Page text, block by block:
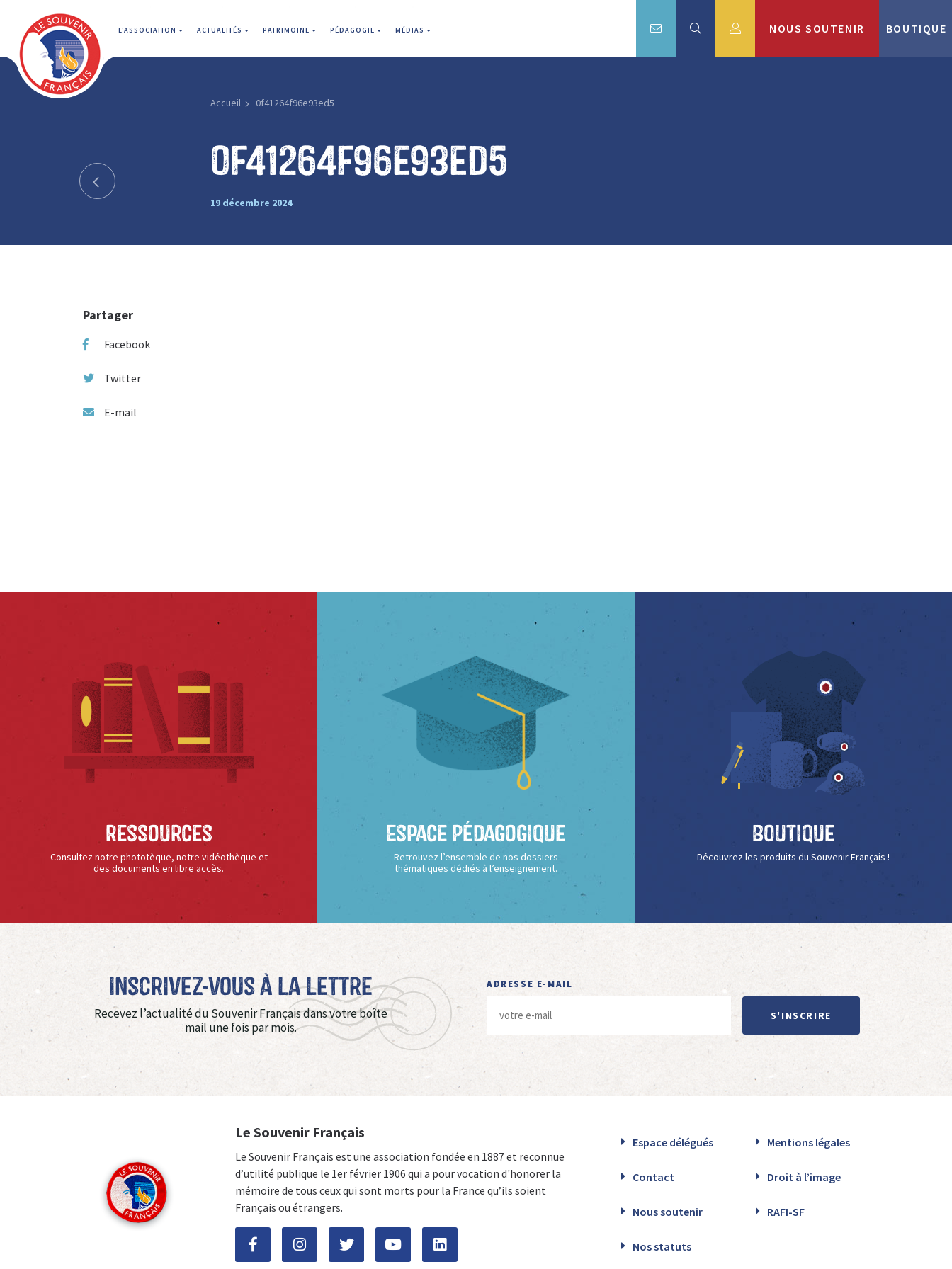
L'ASSOCIATION ACTUALITÉS PATRIMOINE PÉDAGOGIE MÉDIAS NOUS SOUTENIR BOUTIQUE
Accueil 0f41264f96e93ed5
0f41264f96e93ed5
19 décembre 2024
Partager
Facebook
Twitter
E-mail
Ressources
Consultez notre phototèque, notre vidéothèque et
des documents en libre accès.
Espace Pédagogique
Retrouvez l’ensemble de nos dossiers
thématiques dédiés à l’enseignement.
Boutique
Découvrez les produits du Souvenir Français !
Inscrivez-vous à La Lettre
Recevez l’actualité du Souvenir Français dans votre boîte
mail une fois par mois.
ADRESSE E-MAIL
S'INSCRIRE
Le Souvenir Français
Le Souvenir Français est une association fondée en 1887 et reconnue
d’utilité publique le 1er février 1906 qui a pour vocation d'honorer la
mémoire de tous ceux qui sont morts pour la France qu’ils soient
Français ou étrangers.
Espace délégués Mentions légales
Contact Droit à l’image
Nous soutenir RAFI-SF
Nos statuts